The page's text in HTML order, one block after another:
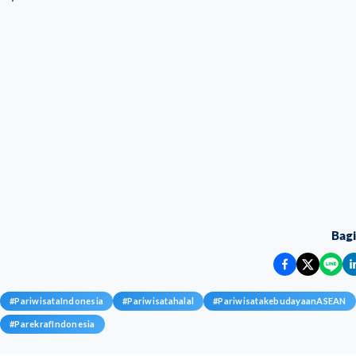
#PariwisataIndonesia #Pariwisatahalal #PariwisatakebudayaanASEAN
#ParekrafIndonesia